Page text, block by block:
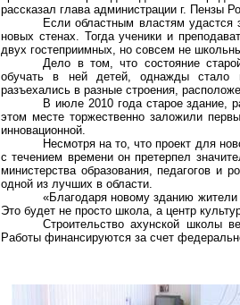
рассказал глава администрации г. Пензы
Если областным властям
новых стенах. Тогда ученики и
двух гостеприимных, но совсем не
Дело в том, что состояние
обучать в ней детей, однажды стало
разъехались в разные строения,
В июле 2010 года старое здание,
этом месте торжественно заложили
инновационной.
Несмотря на то, что проект для
с течением времени он претерпел
министерства образования, педагогов и
одной из лучших в области.
«Благодаря новому зданию жители
Это будет не просто школа, а центр
Строительствоахунской школы
Работы финансируются за счет